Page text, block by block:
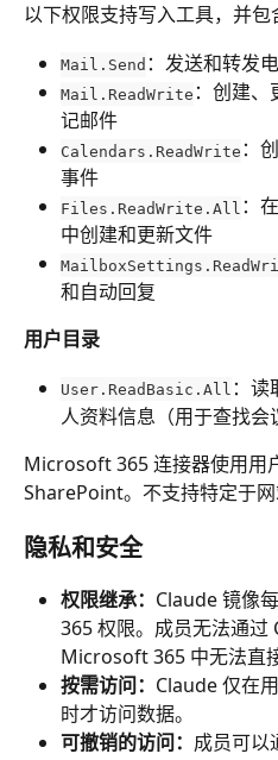
以下权限支持写入工具，并包
Mail.Send ：发送和转发
Mail.ReadWrite ：创建
记邮件
Calendars.ReadWrite ：
事件
Files.ReadWrite.All ：
中创建和更新文件
和自动回复
用户目录
User.ReadBasic.All ：读
人资料信息（用于查找会
Microsoft 365 连接器使用用
SharePoint。不支持特定于网
隐私和安全
权限继承： Claude 镜像
365 权限。成员无法通过
Microsoft 365 中无法直
按需访问： Claude 仅在
时才访问数据。
可撤销的访问： 成员可以